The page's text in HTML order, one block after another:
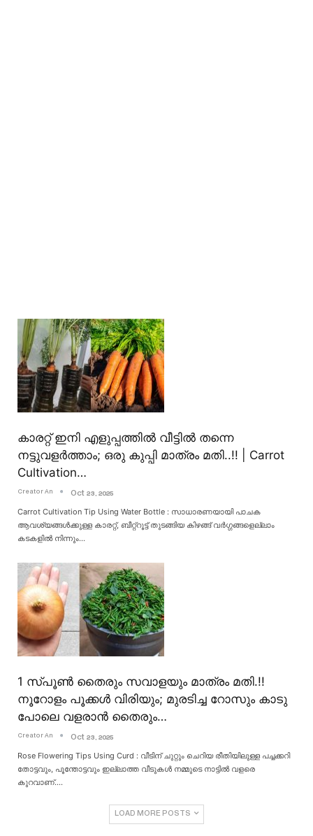
കാരറ്റ് ഇനി എളുപ്പത്തിൽ വീട്ടിൽ തന്നെ
നട്ടുവളർത്താം; ഒരു കുപ്പി മാത്രം മതി..!! | Carrot
Cultivation…
Creator An Oct 23, 2025
Carrot Cultivation Tip Using Water Bottle : സാധാരണയായി പാചക
ആവശ്യങ്ങൾക്കുള്ള കാരറ്റ്, ബീറ്റ്റൂട്ട് തുടങ്ങിയ കിഴങ്ങ് വർഗ്ഗങ്ങളെല്ലാം
കടകളിൽ നിന്നും…
1 സ്പൂൺ തൈരും സവാളയും മാത്രം മതി.!!
നൂറോളം പൂക്കൾ വിരിയും; മുരടിച്ച റോസും കാടു
പോലെ വളരാൻ തൈരും…
Creator An Oct 23, 2025
Rose Flowering Tips Using Curd : വീടിന് ചുറ്റും ചെറിയ രീതിയിലുള്ള പച്ചക്കറി
തോട്ടവും, പൂന്തോട്ടവും ഇല്ലാത്ത വീടുകൾ നമ്മുടെ നാട്ടിൽ വളരെ
കുറവാണ്.…
LOAD MORE POSTS